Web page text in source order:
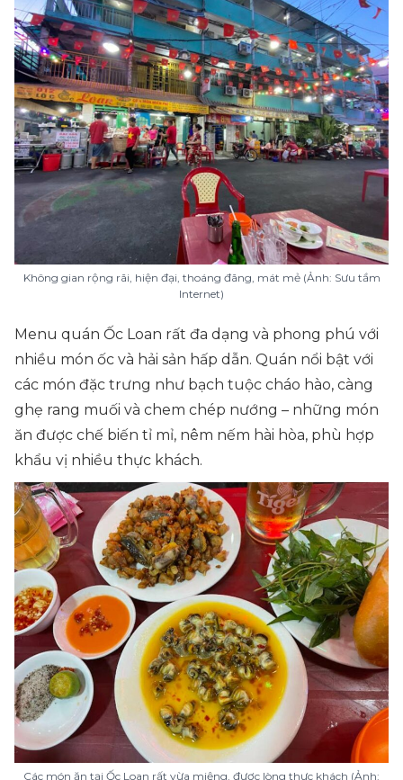
Không gian rộng rãi, hiện đại, thoáng đãng, mát mẻ (Ảnh: Sưu tầm
Internet)
Menu quán Ốc Loan rất đa dạng và phong phú với
nhiều món ốc và hải sản hấp dẫn. Quán nổi bật với
các món đặc trưng như bạch tuộc cháo hào, càng
ghẹ rang muối và chem chép nướng – những món
ăn được chế biến tỉ mỉ, nêm nếm hài hòa, phù hợp
khẩu vị nhiều thực khách.
Các món ăn tại Ốc Loan rất vừa miệng, được lòng thực khách (Ảnh: